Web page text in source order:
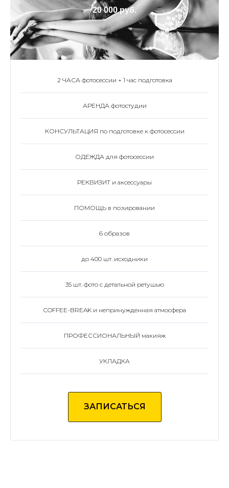
20 000 руб.
2 ЧАСА фотосессии + 1 час подготовка
АРЕНДА фотостудии
КОНСУЛЬТАЦИЯ по подготовке к фотосессии
ОДЕЖДА для фотосессии
РЕКВИЗИТ и аксессуары
ПОМОЩЬ в позировании
6 образов
до 400 шт. исходники
35 шт. фото с детальной ретушью
COFFEE-BREAK и непринужденная атмосфера
ПРОФЕССИОНАЛЬНЫЙ макияж
УКЛАДКА
ЗАПИСАТЬСЯ